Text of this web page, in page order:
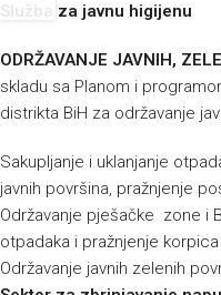
Služba za javnu higijenu
ODRŽAVANJE JAVNIH,
skladu sa Planom i
distrikta BiH za održavanje
Sakupljanje i uklanjanje
javnih površina, pražnjenje
Održavanje pješačke zone i
otpadaka i pražnjenje korpica
Održavanje javnih zelenih